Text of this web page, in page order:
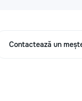
Contactează un